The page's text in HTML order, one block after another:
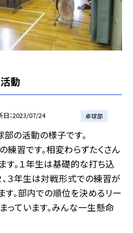
動
日 2023/07/24 卓球部
部の活動の様子です。
習です。相変わらずたくさん
す。１年生は基礎的な打ち込
、３年生は対戦形式での練習が
す。部内での順位を決めるリー
っています。みんな一生懸命